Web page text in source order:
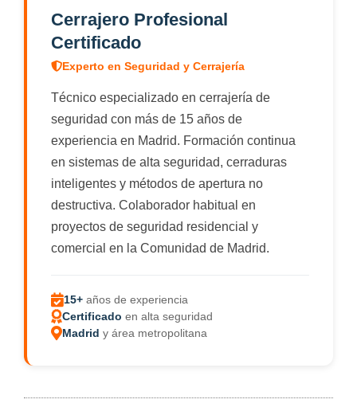
Cerrajero Profesional
Certificado
Experto en Seguridad y Cerrajería
Técnico especializado en cerrajería de
seguridad con más de 15 años de
experiencia en Madrid. Formación continua
en sistemas de alta seguridad, cerraduras
inteligentes y métodos de apertura no
destructiva. Colaborador habitual en
proyectos de seguridad residencial y
comercial en la Comunidad de Madrid.
15+ años de experiencia
Certificado en alta seguridad
Madrid y área metropolitana